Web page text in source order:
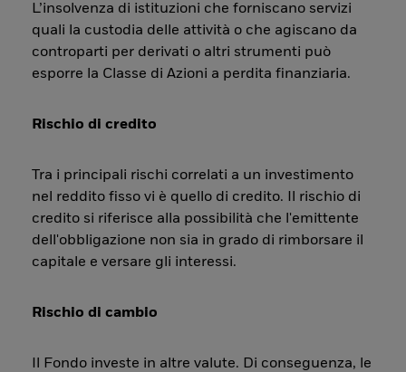
L’insolvenza di istituzioni che forniscano servizi
quali la custodia delle attività o che agiscano da
controparti per derivati o altri strumenti può
esporre la Classe di Azioni a perdita finanziaria.
Rischio di credito
Tra i principali rischi correlati a un investimento
nel reddito fisso vi è quello di credito. Il rischio di
credito si riferisce alla possibilità che l'emittente
dell'obbligazione non sia in grado di rimborsare il
capitale e versare gli interessi.
Rischio di cambio
Il Fondo investe in altre valute. Di conseguenza, le